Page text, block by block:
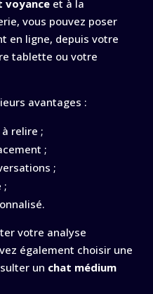
voyance et à la
vous pouvez poser
en ligne, depuis votre
tablette ou votre
avantages :
relire ;
;
;
;
votre analyse
également choisir une
un chat médium